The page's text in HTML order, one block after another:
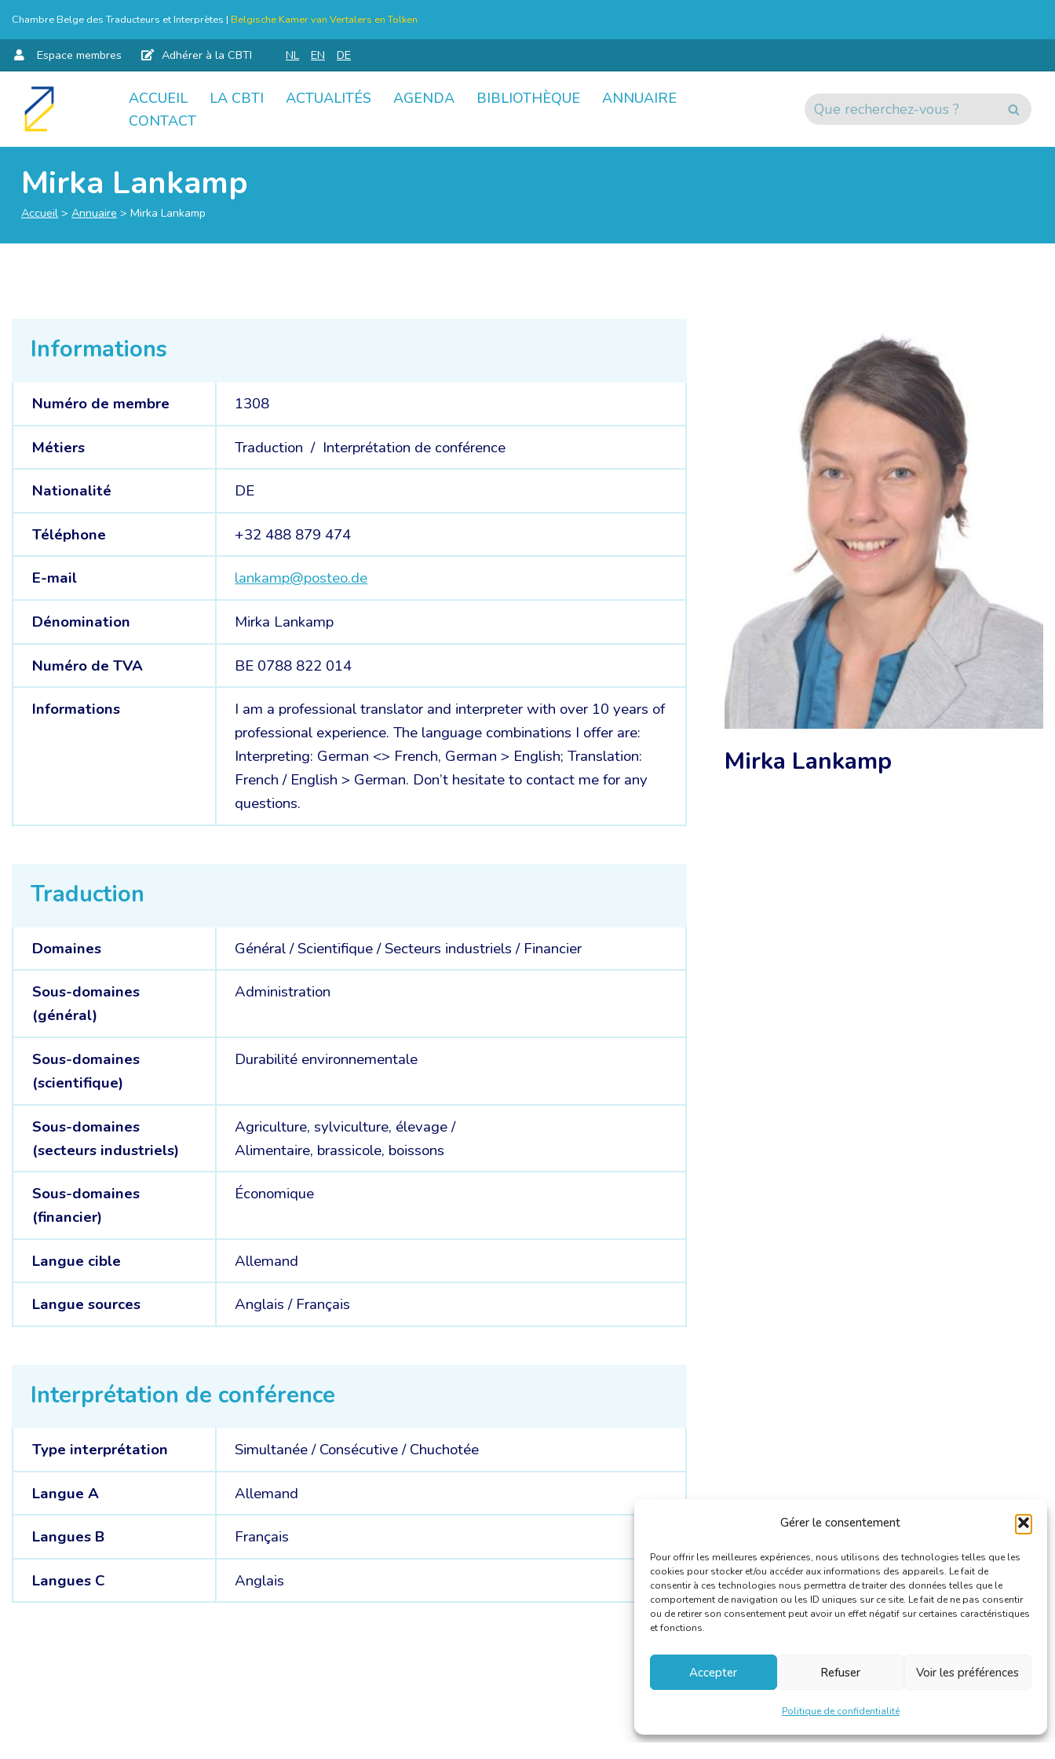
Gérer le consentement
Pour offrir les meilleures expériences, nous utilisons des technologies telles que les
cookies pour stocker et/ou accéder aux informations des appareils. Le fait de
consentir à ces technologies nous permettra de traiter des données telles que le
comportement de navigation ou les ID uniques sur ce site. Le fait de ne pas consentir
ou de retirer son consentement peut avoir un effet négatif sur certaines caractéristiques
et fonctions.
Accepter Refuser Voir les préférences
Politique de confidentialité
Chambre Belge des Traducteurs et Interprètes | Belgische Kamer van Vertalers en Tolken
Espace membres Adhérer à la CBTI NL EN DE
Aller
ACCUEIL LA CBTI ACTUALITÉS AGENDA BIBLIOTHÈQUE
ANNUAIRE
CONTACT
Mirka Lankamp
Accueil > Annuaire > Mirka Lankamp
Informations
Numéro de membre 1308
Métiers Traduction / Interprétation de conférence
Nationalité DE
Téléphone +32 488 879 474
E-mail lankamp@posteo.de
Dénomination Mirka Lankamp
Numéro de TVA BE 0788 822 014
Informations
I am a professional translator and interpreter with over 10 years of
professional experience. The language combinations I offer are:
Interpreting: German <> French, German > English; Translation:
French / English > German. Don’t hesitate to contact me for any
questions.
Traduction
Domaines Général /Scientifique /Secteurs industriels / Financier
Sous-domaines
(général)
Administration
Sous-domaines
(scientifique)
Durabilité environnementale
Sous-domaines
(secteurs industriels)
Agriculture, sylviculture, élevage /
Alimentaire, brassicole, boissons
Sous-domaines
(financier)
Économique
Langue cible Allemand
Langue sources Anglais / Français
Interprétation de conférence
Type interprétation Simultanée/Consécutive/Chuchotée
Langue A Allemand
Langues B Français
Langues C Anglais
Mirka Lankamp